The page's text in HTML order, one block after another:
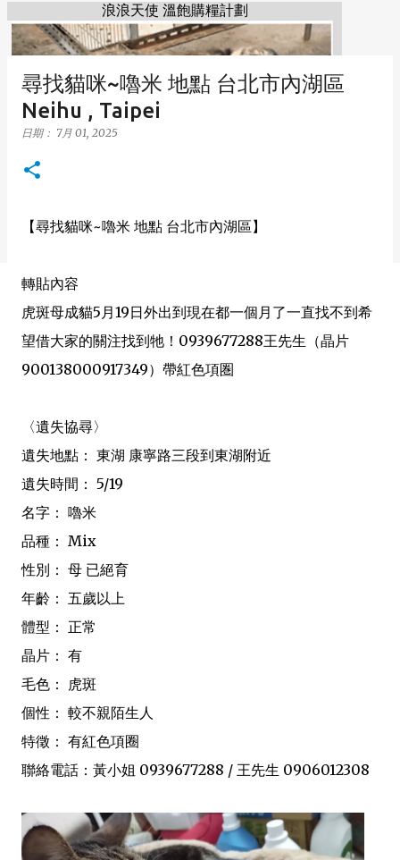
浪浪天使 溫飽購糧計劃
尋找貓咪~嚕米 地點 台北市內湖區
Neihu , Taipei
日期： 7月 01, 2025
【尋找貓咪~嚕米 地點 台北市內湖區】
轉貼內容
虎斑母成貓5月19日外出到現在都一個月了一直找不到希
望借大家的關注找到牠！0939677288王先生（晶片
900138000917349）帶紅色項圏
〈遺失協尋〉
遺失地點： 東湖 康寧路三段到東湖附近
遺失時間： 5/19
名字： 嚕米
品種： Mix
性別： 母 已絕育
年齡： 五歲以上
體型： 正常
晶片： 有
毛色： 虎斑
個性： 較不親陌生人
特徵： 有紅色項圈
聯絡電話：黃小姐 0939677288 / 王先生 0906012308